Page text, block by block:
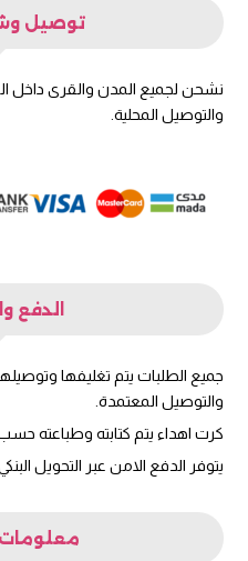
توصيل
نشحن لجميع المدن والقرى داخل
والتوصيل المحلية.
الدفع
جميع الطلبات يتم تغليفها
والتوصيل المعتمدة.
كرت اهداء يتم كتابته وطباعته
يتوفر الدفع الامن عبر التحويل البنكي